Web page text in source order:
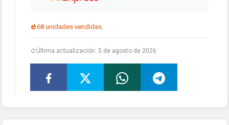
68 unidades vendidas
Última actualización: 5 de agosto de 2026